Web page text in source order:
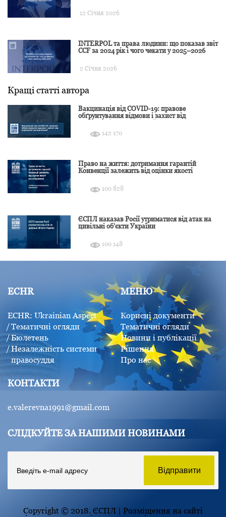
12 Січня 2026
INTERPOL та права людини: що показав звіт
CCF за 2024 рік і чого чекати у 2025–2026
2 Січня 2026
Кращі статті автора
Вакцинація від COVID-19: правове
обґрунтування відмови і захист від
142 170
Право на життя: дотримання гарантій
Конвенції залежить від оцінки якості
100 828
ЄСПЛ наказав Росії утриматися від атак на
цивільні об’єкти України
100 148
ECHR
ECHR: Ukrainian Aspect
Тематичні огляди
Бюлетень
Незалежність системи
правосуддя
МЕНЮ
Корисні документи
Тематичні огляди
Новини і публікації
Рішення
Про нас
КОНТАКТИ
e.valerevna1991@gmail.com
СЛІДКУЙТЕ ЗА НАШИМИ НОВИНАМИ
Copyright © 2018. ЄСПЛ | Розміщення на сайті